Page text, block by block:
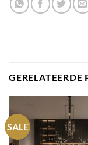
GERELATEERDE
SALE